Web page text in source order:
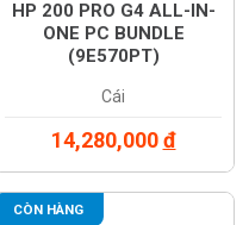
HP 200 PRO G4 ALL-IN-
ONE PC BUNDLE
(9E570PT)
Cái
14,280,000đ
CÒN HÀNG